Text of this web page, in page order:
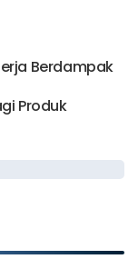
Berdampak
Produk